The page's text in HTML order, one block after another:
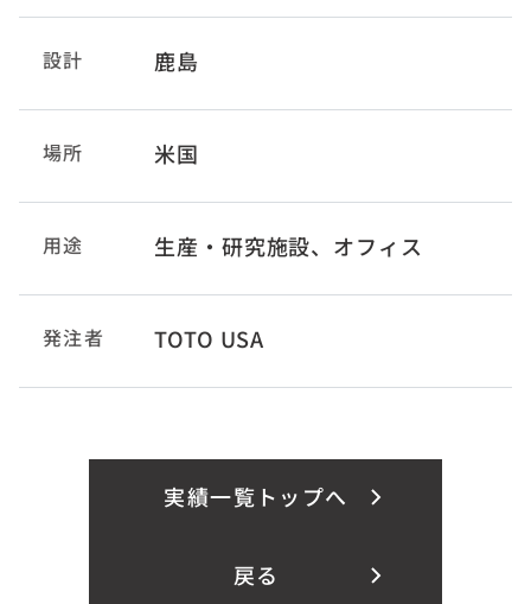
設計 鹿島
場所 米国
用途 生産・研究施設、オフィス
発注者 TOTO USA
実績一覧トップへ
戻る